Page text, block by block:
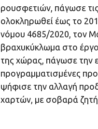
ρουσφετιών, πάγωσε
ολοκληρωθεί έως το
νόμου 4685/2020, τον
βραχυκύκλωμα στο
της χώρας, πάγωσε την
προγραμματισμένες
ψήφισε την αλλαγή
χαρτών, με σοβαρά